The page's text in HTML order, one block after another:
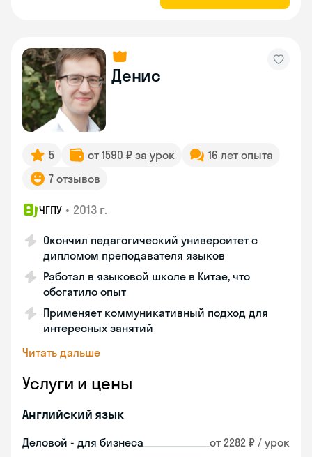
Денис
5 от 1590 ₽ за урок
16 лет опыта
7 отзывов
ЧГПУ • 2013 г.
Окончил педагогический университет с
дипломом преподавателя языков
Работал в языковой школе в Китае, что
обогатило опыт
Применяет коммуникативный подход для
интересных занятий
Читать дальше
Услуги и цены
Английский язык
Деловой - для бизнеса от 2282 ₽ / урок